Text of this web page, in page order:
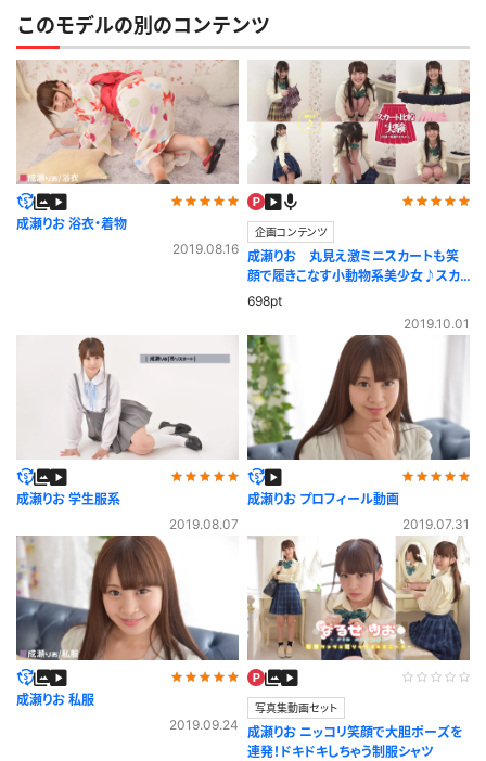
このレビューは参考になりましたか？
0
このモデルの別のコンテンツ
成瀬りお 浴衣・着物
2019.08.16
企画コンテンツ
成瀬りお 丸見え激ミニスカートも笑
顔で履きこなす小動物系美少女♪スカ
ート比較実験
698pt
2019.10.01
成瀬りお 学生服系
2019.08.07
成瀬りお プロフィール動画
2019.07.31
成瀬りお 私服
2019.09.24
写真集動画セット
成瀬りお ニッコリ笑顔で大胆ポーズを
連発！ドキドキしちゃう制服シャツ